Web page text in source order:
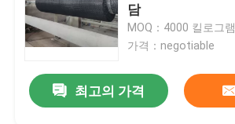
담
MOQ：4000 킬로그램
가격：negotiable
최고의 가격